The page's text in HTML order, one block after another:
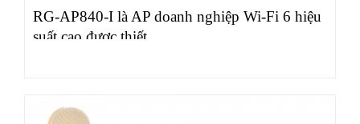
RG-AP840-I là AP doanh nghiệp Wi-Fi 6 hiệu
suất cao được thiết…